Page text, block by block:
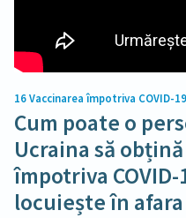
16Vaccinarea împotriva COVID-
Cum poate o
Ucraina să
împotriva
locuiește în